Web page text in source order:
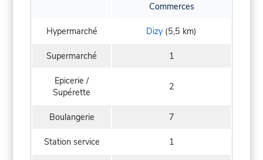
Commerces
Hypermarché Dizy (5,5 km)
Supermarché 1
Epicerie /
Supérette
2
Boulangerie 7
Station service 1